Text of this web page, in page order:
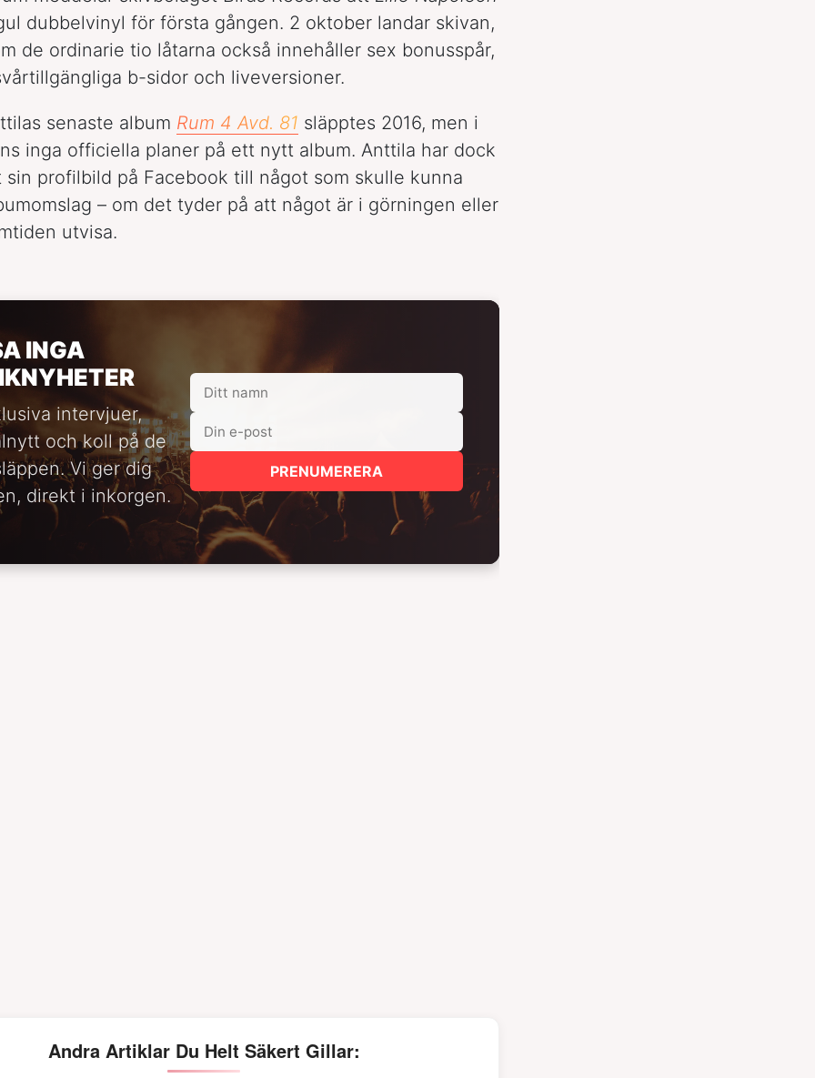
dubbelvinyl för första gången. 2 oktober landar skivan,
de ordinarie tio låtarna också innehåller sex bonusspår,
b-sidor och liveversioner.
senaste album Rum 4 Avd. 81 släpptes 2016, men i
inga officiella planer på ett nytt album. Anttila har dock
sin profilbild på Facebook till något som skulle kunna
– om det tyder på att något är i görningen eller
utvisa.
INGA
intervjuer,
och koll på de
Vi ger dig
direkt i inkorgen.
PRENUMERERA
Andra Artiklar Du Helt Säkert Gillar: